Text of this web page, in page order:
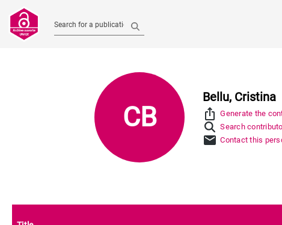
Search for a publication
CB
Bellu, Cristina
ios_share
Generate the
Search
mail Contact this